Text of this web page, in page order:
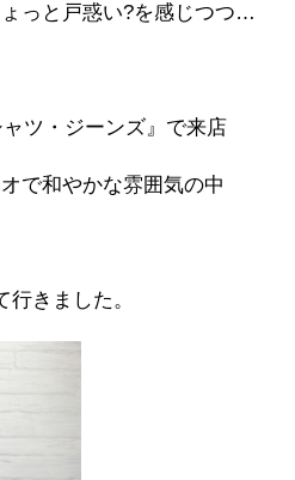
っと戸惑い?を感じつつ…
ャツ・ジーンズ』で来店
で和やかな雰囲気の中
きました。